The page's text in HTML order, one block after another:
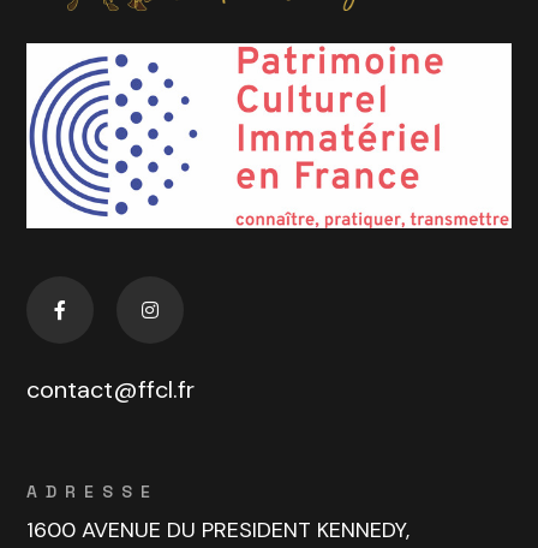
contact@ffcl.fr
ADRESSE
1600 AVENUE DU PRESIDENT KENNEDY,